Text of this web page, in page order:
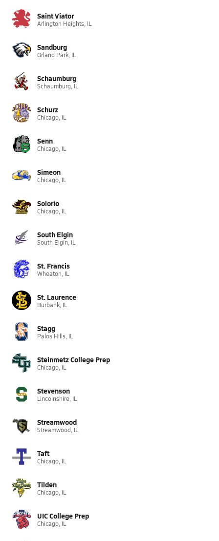
Saint Viator
Arlington Heights, IL
Sandburg
Orland Park, IL
Schaumburg
Schaumburg, IL
Schurz
Chicago, IL
Senn
Chicago, IL
Simeon
Chicago, IL
Solorio
Chicago, IL
South Elgin
South Elgin, IL
St. Francis
Wheaton, IL
St. Laurence
Burbank, IL
Stagg
Palos Hills, IL
Steinmetz College Prep
Chicago, IL
Stevenson
Lincolnshire, IL
Streamwood
Streamwood, IL
Taft
Chicago, IL
Tilden
Chicago, IL
UIC College Prep
Chicago, IL